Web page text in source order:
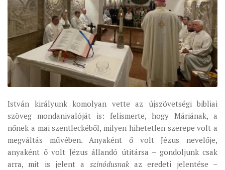
István királyunk komolyan vette az újszövetségi bibliai
szöveg mondanivalóját is: felismerte, hogy Máriának, a
nőnek a mai szentleckéből, milyen hihetetlen szerepe volt a
megváltás művében. Anyaként ő volt Jézus nevelője,
anyaként ő volt Jézus állandó útitársa – gondoljunk csak
arra, mit is jelent a szinódusnakaz eredeti jelentése –